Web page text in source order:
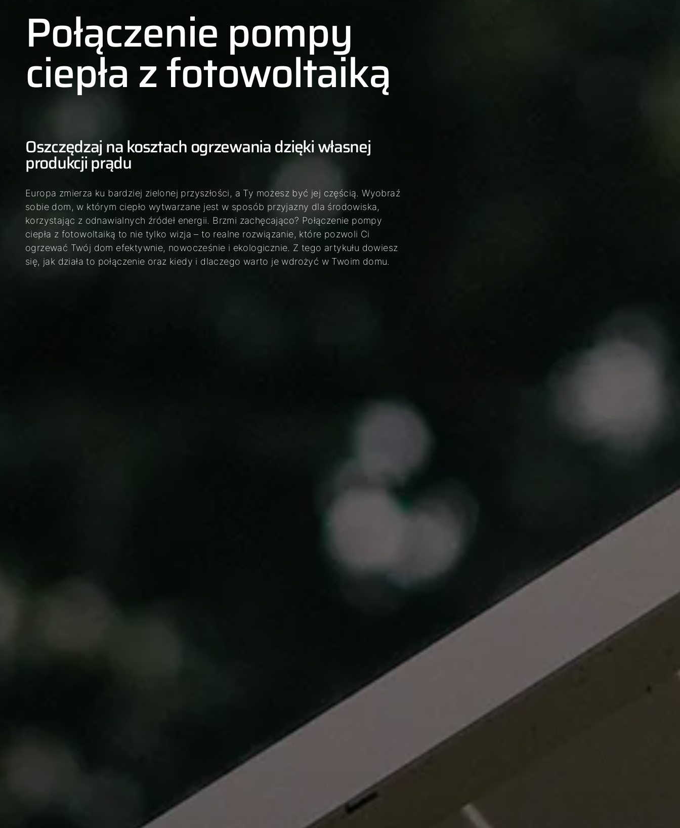
Połączenie pompy
ciepła z fotowoltaiką
Oszczędzaj na kosztach ogrzewania dzięki własnej
produkcji prądu
Europa zmierza ku bardziej zielonej przyszłości, a Ty możesz być jej częścią. Wyobraź
sobie dom, w którym ciepło wytwarzane jest w sposób przyjazny dla środowiska,
korzystając z odnawialnych źródeł energii. Brzmi zachęcająco? Połączenie pompy
ciepła z fotowoltaiką to nie tylko wizja – to realne rozwiązanie, które pozwoli Ci
ogrzewać Twój dom efektywnie, nowocześnie i ekologicznie. Z tego artykułu dowiesz
się, jak działa to połączenie oraz kiedy i dlaczego warto je wdrożyć w Twoim domu.